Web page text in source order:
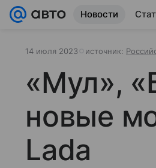
Новости
14 июля 2023 источник:
«Мул»,
новые
Lada